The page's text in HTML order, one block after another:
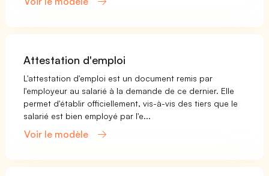
Attestation d'emploi
L'attestation d'emploi est un document remis par
l'employeur au salarié à la demande de ce dernier. Elle
permet d'établir officiellement, vis-à-vis des tiers que le
salarié est bien employé par l'e...
Voir le modèle